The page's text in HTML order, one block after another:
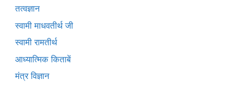
तत्वज्ञान
स्वामी माधवतीर्थ जी
स्वामी रामतीर्थ
आध्यात्मिक किताबें
मंत्र विज्ञान